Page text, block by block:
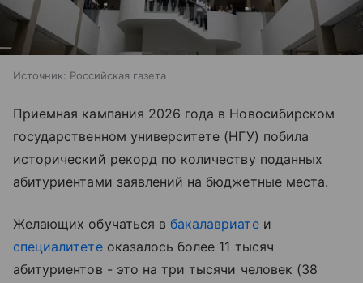
Источник: Российская газета
Приемная кампания 2026 года в Новосибирском
государственном университете (НГУ) побила
исторический рекорд по количеству поданных
абитуриентами заявлений на бюджетные места.
Желающих обучаться вбакалавриатеи
специалитетеоказалось более 11 тысяч
абитуриентов - это на три тысячи человек (38